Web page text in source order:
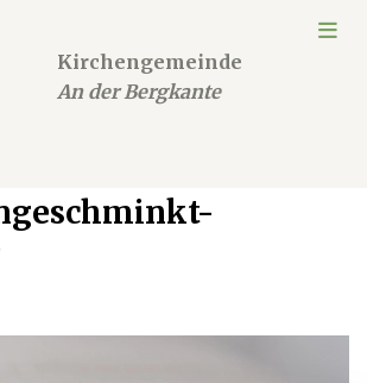
Kirchengemeinde
An der Bergkante